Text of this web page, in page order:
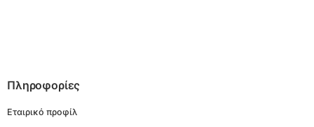
Πληροφορίες
Εταιρικό προφίλ